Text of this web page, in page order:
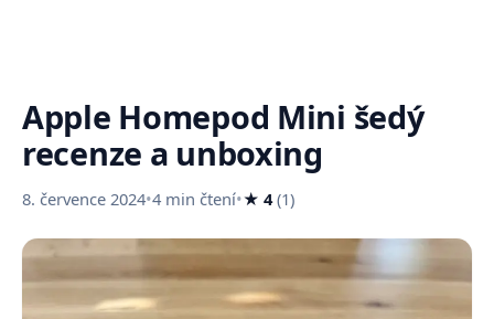
Apple Homepod Mini šedý
recenze a unboxing
8. července 2024•4 min čtení•★ 4(1)